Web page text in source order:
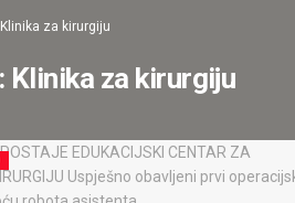
Klinika za kirurgiju
Klinika za kirurgiju